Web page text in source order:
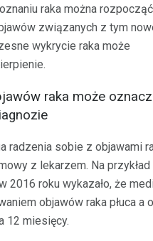
raka można
związanych z tym
wykrycie raka może
raka może
radzenia sobie z objawami
z lekarzem. Na przykład
2016 roku wykazało, że
objawów raka płuca a
12 miesięcy.